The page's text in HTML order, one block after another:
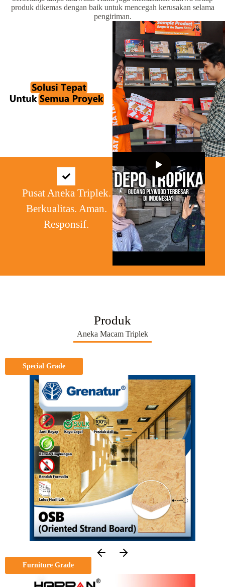
produk dikemas dengan baik untuk mencegah kerusakan selama
pengiriman.
Pusat Aneka Triplek.
Berkualitas. Aman.
Responsif.
Produk
Aneka Macam Triplek
Special Grade
Furniture Grade